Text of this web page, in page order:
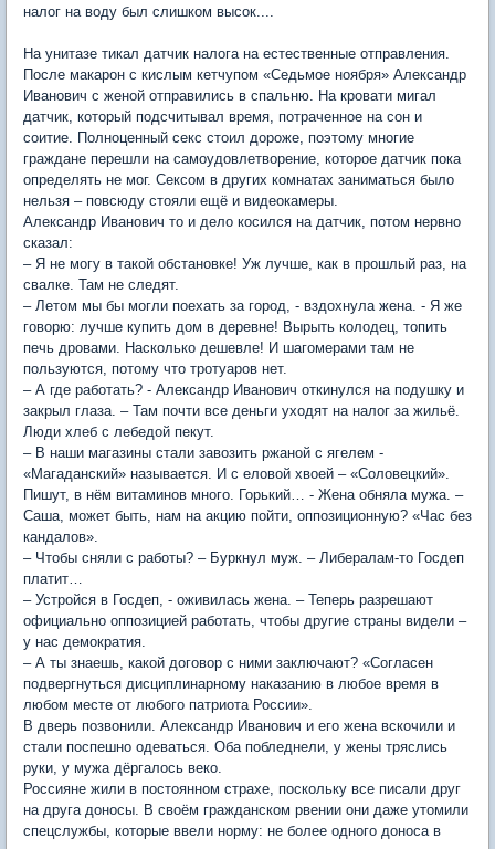
налог на воду был слишком высок....
На унитазе тикал датчик налога на естественные отправления.
После макарон с кислым кетчупом «Седьмое ноября» Александр
Иванович с женой отправились в спальню. На кровати мигал
датчик, который подсчитывал время, потраченное на сон и
соитие. Полноценный секс стоил дороже, поэтому многие
граждане перешли на самоудовлетворение, которое датчик пока
определять не мог. Сексом в других комнатах заниматься было
нельзя – повсюду стояли ещё и видеокамеры.
Александр Иванович то и дело косился на датчик, потом нервно
сказал:
– Я не могу в такой обстановке! Уж лучше, как в прошлый раз, на
свалке. Там не следят.
– Летом мы бы могли поехать за город, - вздохнула жена. - Я же
говорю: лучше купить дом в деревне! Вырыть колодец, топить
печь дровами. Насколько дешевле! И шагомерами там не
пользуются, потому что тротуаров нет.
– А где работать? - Александр Иванович откинулся на подушку и
закрыл глаза. – Там почти все деньги уходят на налог за жильё.
Люди хлеб с лебедой пекут.
– В наши магазины стали завозить ржаной с ягелем -
«Магаданский» называется. И с еловой хвоей – «Соловецкий».
Пишут, в нём витаминов много. Горький… - Жена обняла мужа. –
Саша, может быть, нам на акцию пойти, оппозиционную? «Час без
кандалов».
– Чтобы сняли с работы? – Буркнул муж. – Либералам-то Госдеп
платит…
– Устройся в Госдеп, - оживилась жена. – Теперь разрешают
официально оппозицией работать, чтобы другие страны видели –
у нас демократия.
– А ты знаешь, какой договор с ними заключают? «Согласен
подвергнуться дисциплинарному наказанию в любое время в
любом месте от любого патриота России».
В дверь позвонили. Александр Иванович и его жена вскочили и
стали поспешно одеваться. Оба побледнели, у жены тряслись
руки, у мужа дёргалось веко.
Россияне жили в постоянном страхе, поскольку все писали друг
на друга доносы. В своём гражданском рвении они даже утомили
спецслужбы, которые ввели норму: не более одного доноса в